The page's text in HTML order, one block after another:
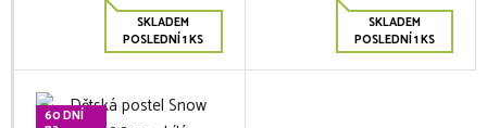
SKLADEM
POSLEDNÍ 1 KS
SKLADEM
POSLEDNÍ 1 KS
60 DNÍ